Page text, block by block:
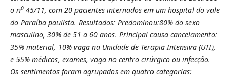
o n045/11, com 20 pacientes internados em um hospital do vale
do Paraíba paulista. Resultados: Predominou:80% do sexo
masculino, 30% de 51 a 60 anos. Principal causa cancelamento:
35% material, 10% vaga na Unidade de Terapia Intensiva (UTI),
e 55% médicos, exames, vaga no centro cirúrgico ou infecção.
Os sentimentos foram agrupados em quatro categorias: